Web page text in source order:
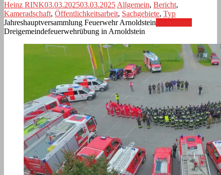
Heinz RINK03.03.202503.03.2025 Allgemein, Bericht,
Kameradschaft, Öffentlichkeitsarbeit, Sachgebiete, Typ
Jahreshauptversammlung Feuerwehr Arnoldstein
Dreigemeindefeuerwehrübung in Arnoldstein